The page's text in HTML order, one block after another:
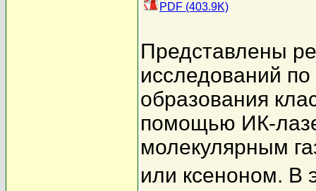
PDF (403.9K)
Представлены
исследований
образования
помощью ИК-
молекулярным
или ксеноном. В